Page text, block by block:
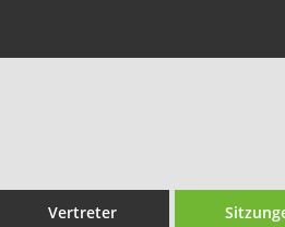
Vertreter